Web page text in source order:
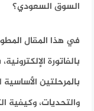
السوق السعودي؟
في هذا المقال
بالفاتورة
بالمرحلتين
والتحديات، وكيفية